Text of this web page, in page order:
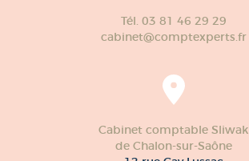
Tél. 03 81 46 29 29
cabinet@comptexperts.fr
Cabinet comptable Sliwak
de Chalon-sur-Saône